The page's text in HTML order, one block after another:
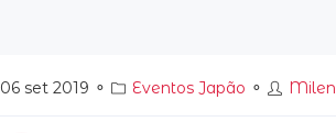
06 set 2019 ⚬ Eventos Japão ⚬